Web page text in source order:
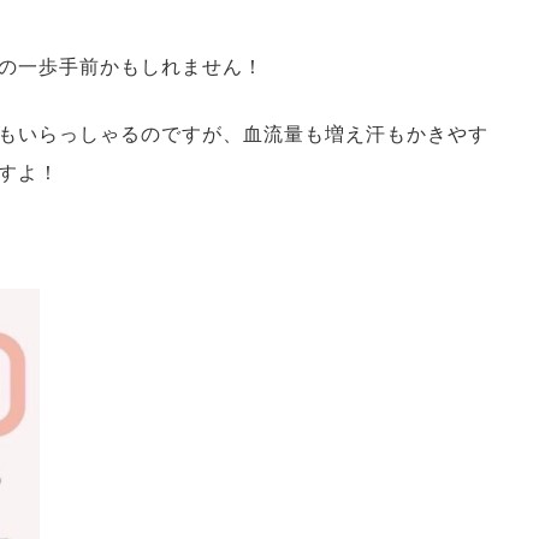
一歩手前かもしれません！
いらっしゃるのですが、血流量も増え汗もかきやす
よ！